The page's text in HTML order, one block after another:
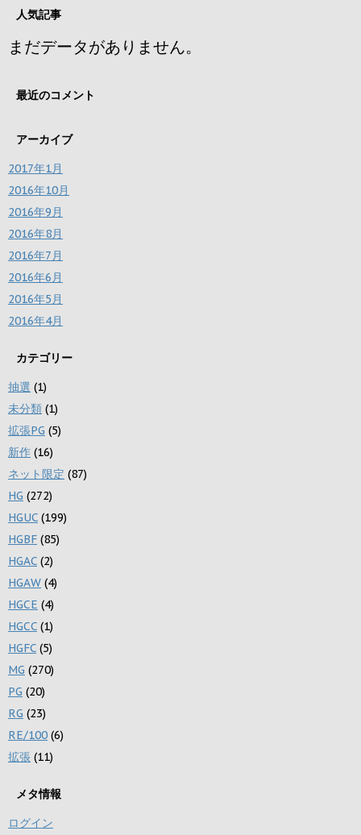
人気記事
まだデータがありません。
最近のコメント
アーカイブ
2017年1月
2016年10月
2016年9月
2016年8月
2016年7月
2016年6月
2016年5月
2016年4月
カテゴリー
抽選 (1)
未分類 (1)
拡張PG (5)
新作 (16)
ネット限定 (87)
HG (272)
HGUC (199)
HGBF (85)
HGAC (2)
HGAW (4)
HGCE (4)
HGCC (1)
HGFC (5)
MG (270)
PG (20)
RG (23)
RE/100 (6)
拡張 (11)
メタ情報
ログイン